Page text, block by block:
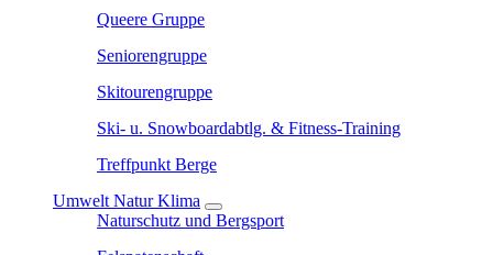
Queere Gruppe
Seniorengruppe
Skitourengruppe
Ski- u. Snowboardabtlg. & Fitness-Training
Treffpunkt Berge
Umwelt Natur Klima
Naturschutz und Bergsport